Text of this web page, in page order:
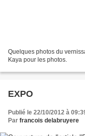
Quelques photos du
Kaya pour les photos.
EXPO
Publié le 22/10/2012 à
Par francois delabruyere